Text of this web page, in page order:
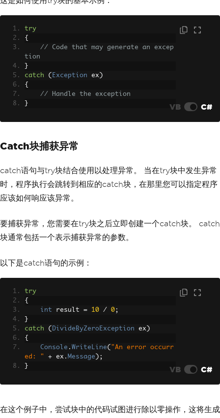
try
{
// Code that may generate an excep
tion
}
catch
( Exception ex )
{
// Handle the exception
}
VB C#
Catch块捕获异常
catch语句与try块结合使用以处理异常。 当在try块中发生异常
时，程序执行会跳转到相应的catch块，在那里您可以指定程序
应该如何响应该异常。
要捕获异常，您需要在try块之后立即创建一个catch块。 catch
块通常包括一个表示捕获异常的参数。
以下是catch语句的示例：
try
{
int result = 10 / 0;
}
catch
( DivideByZeroException ex )
{
Console . WriteLine( "An error occurr
ed: "
+ ex . Message );
}
VB C#
在这个例子中，尝试块中的代码试图进行除以零操作，这将生成